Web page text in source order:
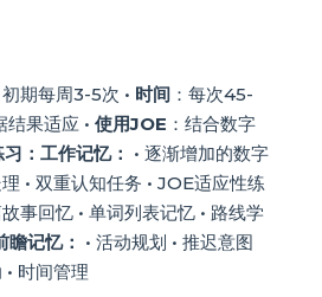
期每周3-5次 • 时间：每次45-
结果适应 • 使用JOE ：结合数字
： 工作记忆： • 逐渐增加的数字
• 双重认知任务 • JOE适应性练
故事回忆 • 单词列表记忆 • 路线学
瞻记忆： • 活动规划 • 推迟意图
• 时间管理